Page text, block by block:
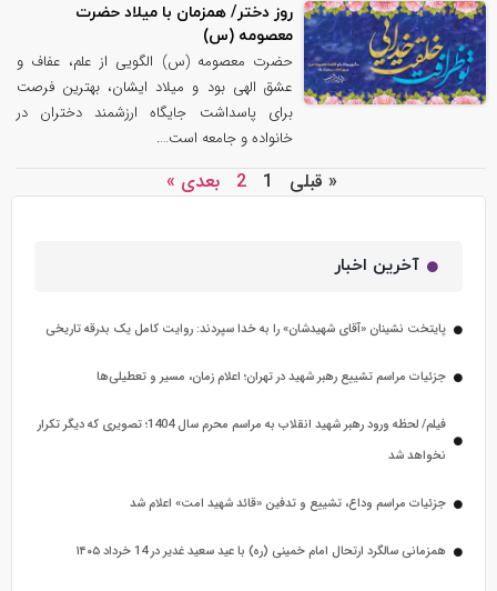
روز دختر/ همزمان با میلاد حضرت
معصومه (س)
حضرت معصومه (س) الگویی از علم، عفاف و
عشق الهی بود و میلاد ایشان، بهترین فرصت
برای پاسداشت جایگاه ارزشمند دختران در
خانواده و جامعه است….
« قبلی 1
2 بعدی »
آخرین اخبار
پایتخت نشینان «آقای شهیدشان» را به خدا سپردند: روایت کامل یک بدرقه تاریخی
جزئیات مراسم تشییع رهبر شهید در تهران؛ اعلام زمان، مسیر و تعطیلی‌ها
فیلم/ لحظه ورود رهبر شهید انقلاب به مراسم محرم سال 1404؛ تصویری که دیگر تکرار
نخواهد شد
جزئیات مراسم وداع، تشییع و تدفین «قائد شهید امت» اعلام شد
همزمانی سالگرد ارتحال امام خمینی (ره) با عید سعید غدیر در 14 خرداد ۱۴۰۵